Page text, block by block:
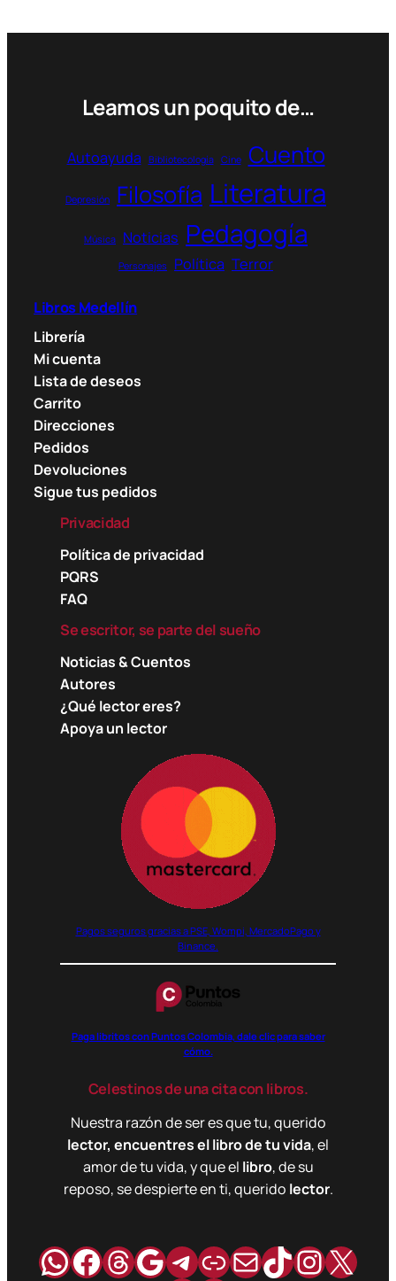
Las
pueden
elegir
la
página
de
producto
Leamos un poquito de…
Autoayuda Bibliotecología Cine Cuento
Depresión Filosofía Literatura
Música Noticias Pedagogía
Personajes Política Terror
Libros Medellín
Librería
Mi cuenta
Lista de deseos
Carrito
Direcciones
Pedidos
Devoluciones
Sigue tus pedidos
Privacidad
Política de privacidad
PQRS
FAQ
Se escritor, se parte del sueño
Noticias & Cuentos
Autores
¿Qué lector eres?
Apoya un lector
Pagos seguros gracias a PSE, Wompi, MercadoPago y
Binance.
Paga libritos con Puntos Colombia, dale clic para saber
cómo.
Celestinos de una cita con libros.
Nuestra razón de ser es que tu, querido
lector, encuentres el libro de tu vida, el
amor de tu vida, y que el libro, de su
reposo, se despierte en ti, querido lector.
WhatsApp
Facebook
Hilos
Google
Telegram
Enlace
Correo
TikTok
X